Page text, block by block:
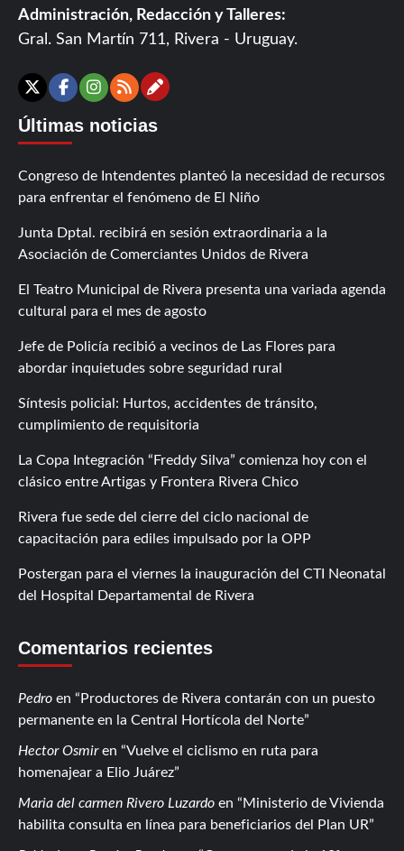
Administración, Redacción y Talleres:
Gral. San Martín 711, Rivera - Uruguay.
X Facebook
Instagram
RSSContáctanos
Últimas noticias
Congreso de Intendentes planteó la necesidad de recursos
para enfrentar el fenómeno de El Niño
Junta Dptal. recibirá en sesión extraordinaria a la
Asociación de Comerciantes Unidos de Rivera
El Teatro Municipal de Rivera presenta una variada agenda
cultural para el mes de agosto
Jefe de Policía recibió a vecinos de Las Flores para
abordar inquietudes sobre seguridad rural
Síntesis policial: Hurtos, accidentes de tránsito,
cumplimiento de requisitoria
La Copa Integración “Freddy Silva” comienza hoy con el
clásico entre Artigas y Frontera Rivera Chico
Rivera fue sede del cierre del ciclo nacional de
capacitación para ediles impulsado por la OPP
Postergan para el viernes la inauguración del CTI Neonatal
del Hospital Departamental de Rivera
Comentarios recientes
Pedro en
Productores de Rivera contarán con un puesto
permanente en la Central Hortícola del Norte
Hector Osmiren
Vuelve el ciclismo en ruta para
homenajear a Elio Juárez
Maria del carmen Rivero Luzardo en
Ministerio de Vivienda
habilita consulta en línea para beneficiarios del Plan UR